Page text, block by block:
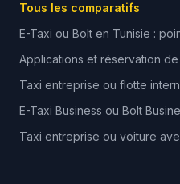
Tous les comparatifs
E-Taxi ou Bolt en Tunisie :
Applications et réservation
Taxi entreprise ou flotte
E-Taxi Business ou Bolt
Taxi entreprise ou voiture